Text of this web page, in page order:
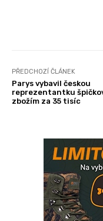
PŘEDCHOZÍ ČLÁNEK
Parys vybavil českou
reprezentantku
zbožím za 35 tisíc